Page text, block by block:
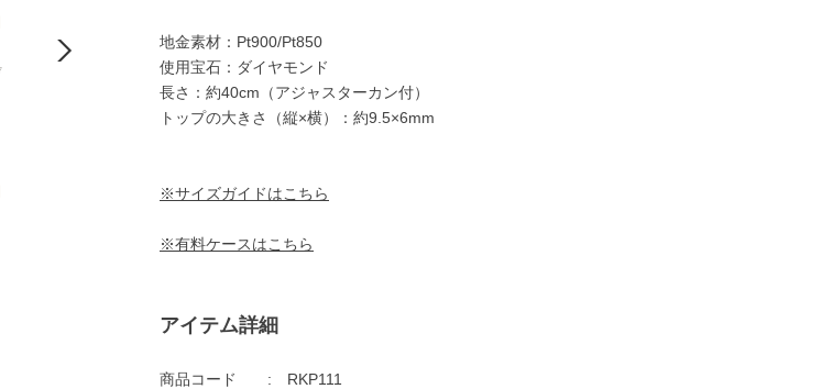
88,200円 90,000円
地金素材：Pt900/Pt850
使用宝石：ダイヤモンド
長さ：約40cm（アジャスターカン付）
トップの大きさ（縦×横）：約9.5×6mm
※サイズガイドはこちら
※有料ケースはこちら
アイテム詳細
商品コード RKP111